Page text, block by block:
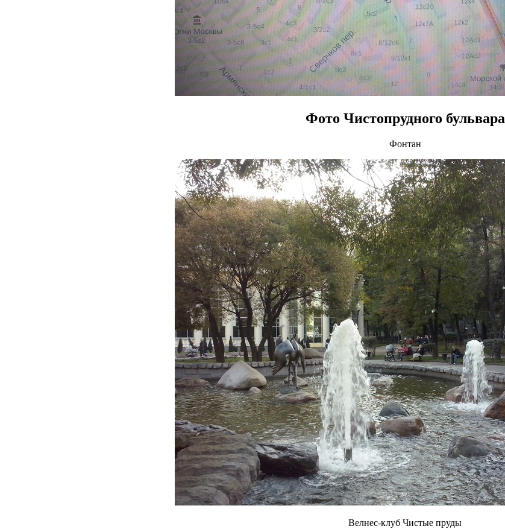
Фото Чистопрудного бульвара
Фонтан
Велнес-клуб Чистые пруды